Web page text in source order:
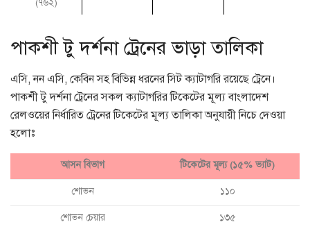
(৭৬২)
পাকশী টু দর্শনা ট্রেনের ভাড়া তালিকা
এসি, নন এসি, কেবিন সহ বিভিন্ন ধরনের সিট ক্যাটাগরি রয়েছে ট্রেনে।
পাকশী টু দর্শনা ট্রেনের সকল ক্যাটাগরির টিকেটের মূল্য বাংলাদেশ
রেলওয়ের নির্ধারিত ট্রেনের টিকেটের মূল্য তালিকা অনুযায়ী নিচে দেওয়া
হলোঃ
আসন বিভাগ টিকেটের মূল্য (১৫% ভ্যাট)
শোভন ১১০
শোভন চেয়ার ১৩৫